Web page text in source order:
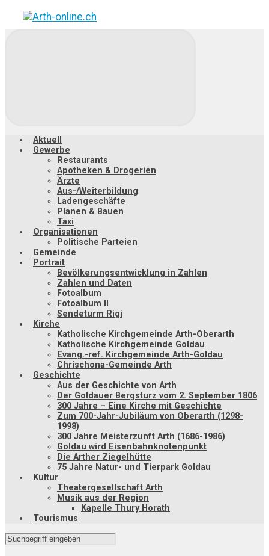
Zum
Hauptinhalt
Aktuell
Gewerbe
Restaurants
Apotheken & Drogerien
Ärzte
Aus-/Weiterbildung
Ladengeschäfte
Planen & Bauen
Taxi
Organisationen
Politische Parteien
Gemeinde
Portrait
Bevölkerungsentwicklung in Zahlen
Zahlen und Daten
Fotoalbum
Fotoalbum II
Sendeturm Rigi
Kirche
Katholische Kirchgemeinde Arth-Oberarth
Katholische Kirchgemeinde Goldau
Evang.-ref. Kirchgemeinde Arth-Goldau
Chrischona-Gemeinde Arth
Geschichte
Aus der Geschichte von Arth
Der Goldauer Bergsturz vom 2. September 1806
300 Jahre – Eine Kirche mit Geschichte
Zum 700-Jahr-Jubiläum von Oberarth (1298-
1998)
300 Jahre Meisterzunft Arth (1686-1986)
Goldau wird Eisenbahnknotenpunkt
Die Arther Ziegelhütte
75 Jahre Natur- und Tierpark Goldau
Kultur
Theatergesellschaft Arth
Musik aus der Region
Kapelle Thury Horath
Tourismus